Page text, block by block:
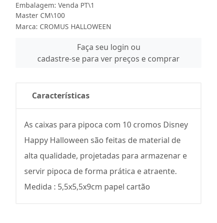
Embalagem: Venda PT\1
Master CM\100
Marca: CROMUS HALLOWEEN
Faça seu login ou
cadastre-se para ver preços e comprar
Características
As caixas para pipoca com 10 cromos Disney
Happy Halloween são feitas de material de
alta qualidade, projetadas para armazenar e
servir pipoca de forma prática e atraente.
Medida : 5,5x5,5x9cm papel cartão